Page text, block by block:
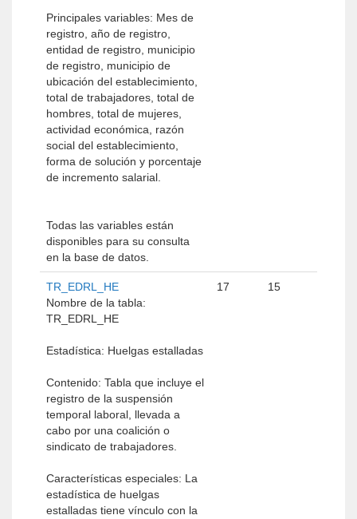
Principales variables: Mes de
registro, año de registro,
entidad de registro, municipio
de registro, municipio de
ubicación del establecimiento,
total de trabajadores, total de
hombres, total de mujeres,
actividad económica, razón
social del establecimiento,
forma de solución y porcentaje
de incremento salarial.
Todas las variables están
disponibles para su consulta
en la base de datos.
TR_EDRL_HE
Nombre de la tabla:
TR_EDRL_HE
Estadística: Huelgas estalladas
Contenido: Tabla que incluye el
registro de la suspensión
temporal laboral, llevada a
cabo por una coalición o
sindicato de trabajadores.
Características especiales: La
estadística de huelgas
estalladas tiene vínculo con la
17 15